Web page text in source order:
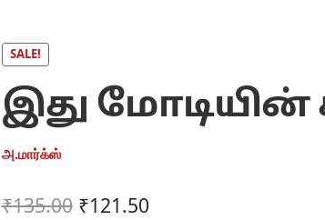
SALE!
இது
அ.மார்க்ஸ்
₹135.00 Original
₹121.50Current